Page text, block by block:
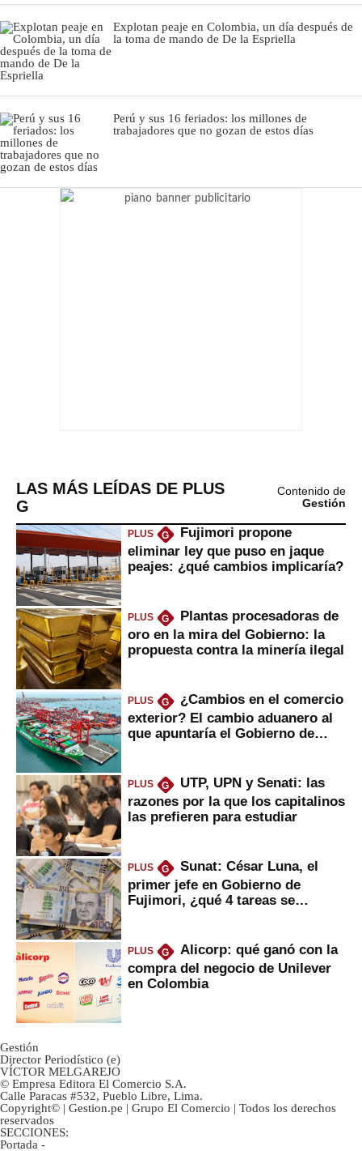
Explotan peaje en Colombia, un día después de
la toma de mando de De la Espriella
Perú y sus 16 feriados: los millones de
trabajadores que no gozan de estos días
LAS MÁS LEÍDAS DE PLUS
G
Contenido de
Gestión
PLUS G
Fujimori propone
eliminar ley que puso en jaque
peajes: ¿qué cambios implicaría?
PLUS G
Plantas procesadoras de
oro en la mira del Gobierno: la
propuesta contra la minería ilegal
PLUS G
¿Cambios en el comercio
exterior? El cambio aduanero al
que apuntaría el Gobierno de
PLUS G
UTP, UPN y Senati: las
razones por la que los capitalinos
las prefieren para estudiar
PLUS G
Sunat: César Luna, el
primer jefe en Gobierno de
Fujimori, ¿qué 4 tareas se
PLUS G
Alicorp: qué ganó con la
compra del negocio de Unilever
en Colombia
Gestión
Director Periodístico (e)
VÍCTOR MELGAREJO
© Empresa Editora El Comercio S.A.
Calle Paracas #532, Pueblo Libre, Lima.
Copyright© | Gestion.pe | Grupo El Comercio | Todos los derechos
reservados
SECCIONES:
Portada -